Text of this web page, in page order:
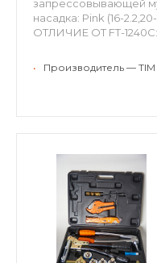
запрессовывающей
насадка: Pink (16-
ОТЛИЧИЕ ОТ FT-
• Производитель — TIM